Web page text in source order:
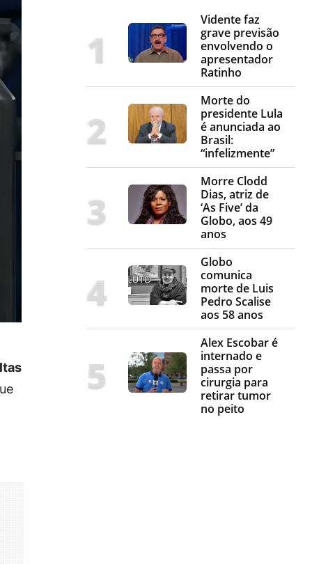
Vidente faz
grave previsão
envolvendo o
apresentador
Ratinho
Morte do
presidente Lula
é anunciada ao
Brasil:
“infelizmente”
Morre Clodd
Dias, atriz de
‘As Five’ da
Globo, aos 49
anos
Globo
comunica
morte de Luis
Pedro Scalise
aos 58 anos
Alex Escobar é
internado e
passa por
cirurgia para
retirar tumor
no peito